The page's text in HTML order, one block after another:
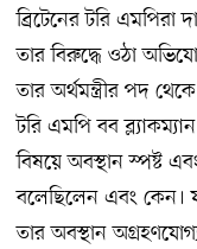
ব্রিটেনের টরি এমপিরা
তার বিরুদ্ধে ওঠা
তার অর্থমন্ত্রীর পদ
টরি এমপি বব
বিষয়ে অবস্থান স্পষ্ট
বলেছিলেন এবং কেন।
তার অবস্থান